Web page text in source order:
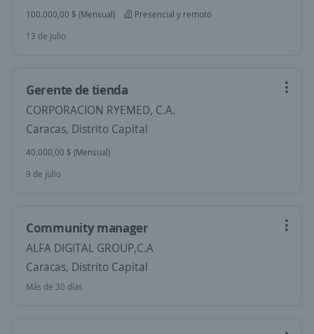
100.000,00 $ (Mensual)
Presencial y remoto
13 de julio
Gerente de tienda
CORPORACION RYEMED, C.A.
Caracas, Distrito Capital
40.000,00 $ (Mensual)
9 de julio
Community manager
ALFA DIGITAL GROUP,C.A
Caracas, Distrito Capital
Más de 30 días